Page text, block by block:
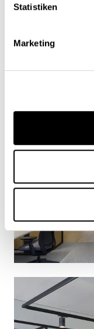
Statistiken
Marketing